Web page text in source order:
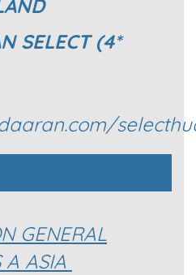
SELECT (4*
GENERAL
A ASIA